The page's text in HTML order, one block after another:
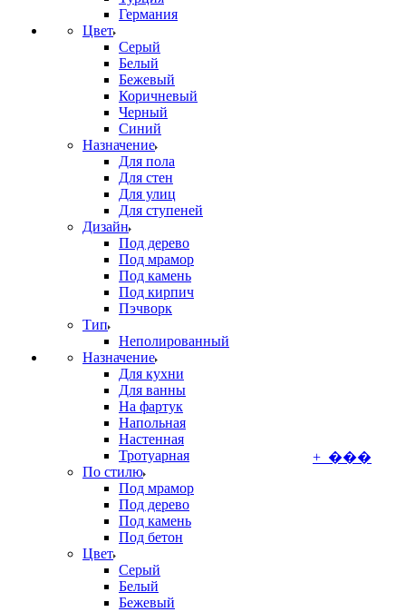
Германия
Цвет
Серый
Белый
Бежевый
Коричневый
Черный
Синий
Назначение
Для пола
Для стен
Для улиц
Для ступеней
Дизайн
Под дерево
Под мрамор
Под камень
Под кирпич
Пэчворк
Тип
Неполированный
Назначение
Для кухни
Для ванны
На фартук
Напольная
Настенная
Тротуарная
По стилю
Под мрамор
Под дерево
Под камень
Под бетон
Цвет
Серый
Белый
Бежевый
+ ���